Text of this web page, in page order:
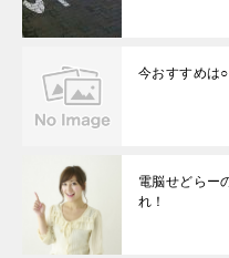
今おすすめは
電脳せどらー
れ！